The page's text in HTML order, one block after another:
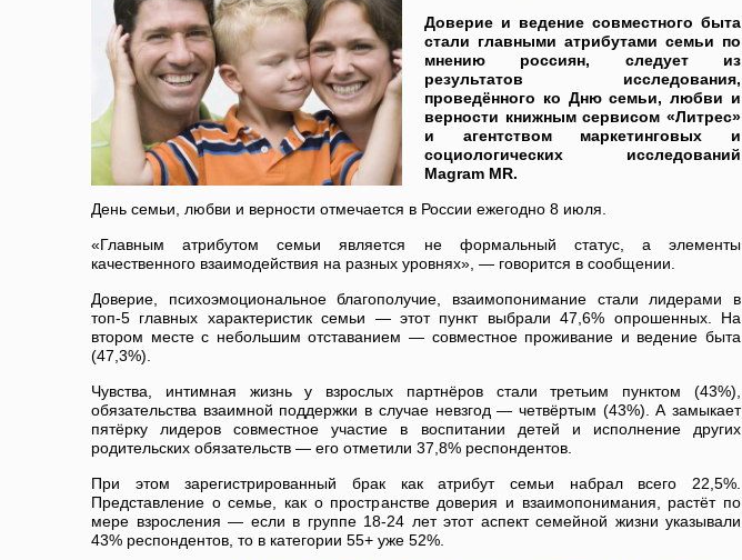
Доверие и ведение совместного быта
стали главными атрибутами семьи по
мнению россиян, следует из
результатов исследования,
проведённого ко Дню семьи, любви и
верности книжным сервисом «Литрес»
и агентством маркетинговых и
социологических исследований
Magram MR.
День семьи, любви и верности отмечается в России ежегодно 8 июля.
«Главным атрибутом семьи является не формальный статус, а элементы
качественного взаимодействия на разных уровнях», — говорится в сообщении.
Доверие, психоэмоциональное благополучие, взаимопонимание стали лидерами в
топ-5 главных характеристик семьи — этот пункт выбрали 47,6% опрошенных. На
втором месте с небольшим отставанием — совместное проживание и ведение быта
(47,3%).
Чувства, интимная жизнь у взрослых партнёров стали третьим пунктом (43%),
обязательства взаимной поддержки в случае невзгод — четвёртым (43%). А замыкает
пятёрку лидеров совместное участие в воспитании детей и исполнение других
родительских обязательств — его отметили 37,8% респондентов.
При этом зарегистрированный брак как атрибут семьи набрал всего 22,5%.
Представление о семье, как о пространстве доверия и взаимопонимания, растёт по
мере взросления — если в группе 18-24 лет этот аспект семейной жизни указывали
43% респондентов, то в категории 55+ уже 52%.